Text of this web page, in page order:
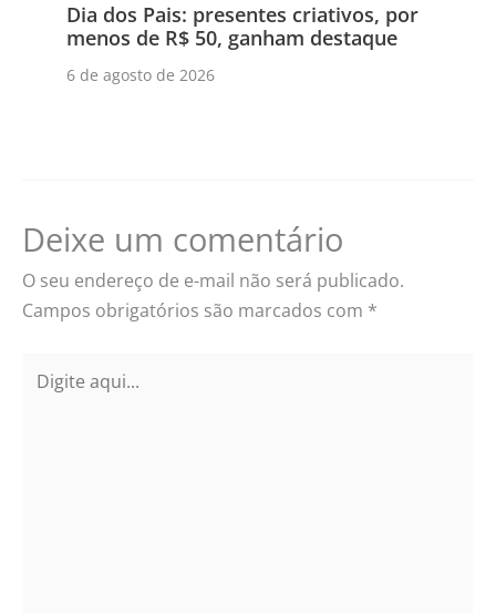
Dia dos Pais: presentes criativos, por
menos de R$ 50, ganham destaque
6 de agosto de 2026
Deixe um comentário
O seu endereço de e-mail não será publicado.
Campos obrigatórios são marcados com *
aqui...